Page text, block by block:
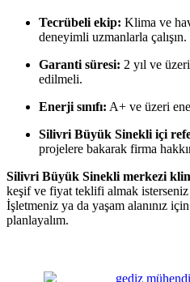
Tecrübeli ekip: Klima ve
deneyimli uzmanlarla çalışın.
Garanti süresi: 2 yıl ve
edilmeli.
Enerji sınıfı: A+ ve üzeri
Silivri Büyük Sinekli içi
projelere bakarak firma
Silivri Büyük Sinekli merkezi
keşif ve fiyat teklifi almak
İşletmeniz ya da yaşam alanınız
planlayalım.